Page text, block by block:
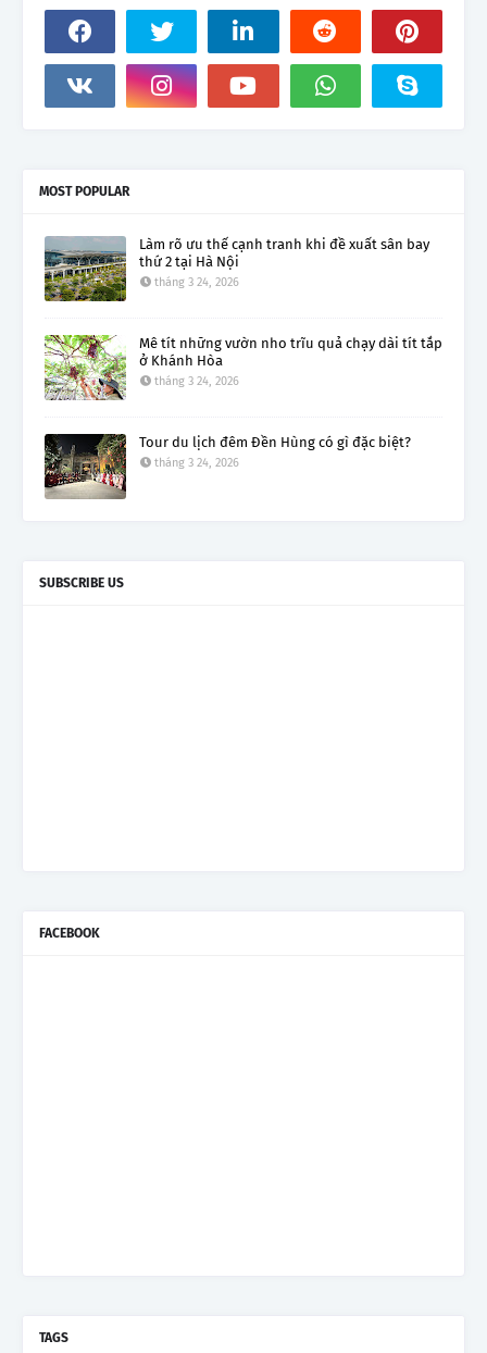
MOST POPULAR
Làm rõ ưu thế cạnh tranh khi đề xuất sân bay
thứ 2 tại Hà Nội
tháng 3 24, 2026
Mê tít những vườn nho trĩu quả chạy dài tít tắp
ở Khánh Hòa
tháng 3 24, 2026
Tour du lịch đêm Đền Hùng có gì đặc biệt?
tháng 3 24, 2026
SUBSCRIBE US
FACEBOOK
TAGS